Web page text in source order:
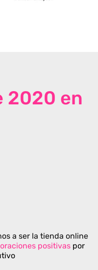
2020 en
a ser la tienda online
positivas por